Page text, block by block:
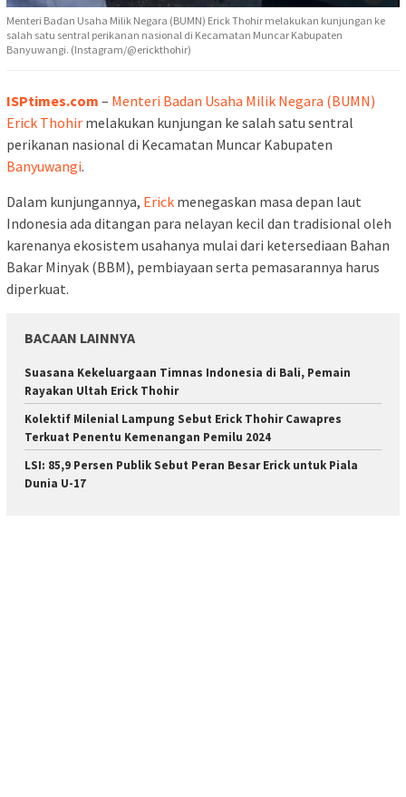
Menteri Badan Usaha Milik Negara (BUMN) Erick Thohir melakukan kunjungan ke
salah satu sentral perikanan nasional di Kecamatan Muncar Kabupaten
Banyuwangi. (Instagram/@erickthohir)
ISPtimes.com – Menteri Badan Usaha Milik Negara (BUMN)
Erick Thohir melakukan kunjungan ke salah satu sentral
perikanan nasional di Kecamatan Muncar Kabupaten
Banyuwangi.
Dalam kunjungannya, Erick menegaskan masa depan laut
Indonesia ada ditangan para nelayan kecil dan tradisional oleh
karenanya ekosistem usahanya mulai dari ketersediaan Bahan
Bakar Minyak (BBM), pembiayaan serta pemasarannya harus
diperkuat.
BACAAN LAINNYA
Suasana Kekeluargaan Timnas Indonesia di Bali, Pemain
Rayakan Ultah Erick Thohir
Kolektif Milenial Lampung Sebut Erick Thohir Cawapres
Terkuat Penentu Kemenangan Pemilu 2024
LSI: 85,9 Persen Publik Sebut Peran Besar Erick untuk Piala
Dunia U-17